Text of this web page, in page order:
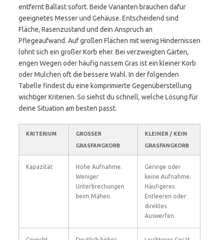
entfernt Ballast sofort. Beide Varianten brauchen dafür
geeignetes Messer und Gehäuse. Entscheidend sind
Fläche, Rasenzustand und dein Anspruch an
Pflegeaufwand. Auf großen Flächen mit wenig Hindernissen
lohnt sich ein großer Korb eher. Bei verzweigten Gärten,
engen Wegen oder häufig nassem Gras ist ein kleiner Korb
oder Mulchen oft die bessere Wahl. In der folgenden
Tabelle findest du eine komprimierte Gegenüberstellung
wichtiger Kriterien. So siehst du schnell, welche Lösung für
deine Situation am besten passt.
KRITERIUM
GROSSER G
RASFANGKORB
KLEINER / KEIN
GRASFANGKORB
Kapazität
Hohe Aufnahme.
Weniger
Unterbrechungen
beim Mähen.
Geringe oder
keine Aufnahme.
Häufigeres
Entleeren oder
direktes
Auswerfen.